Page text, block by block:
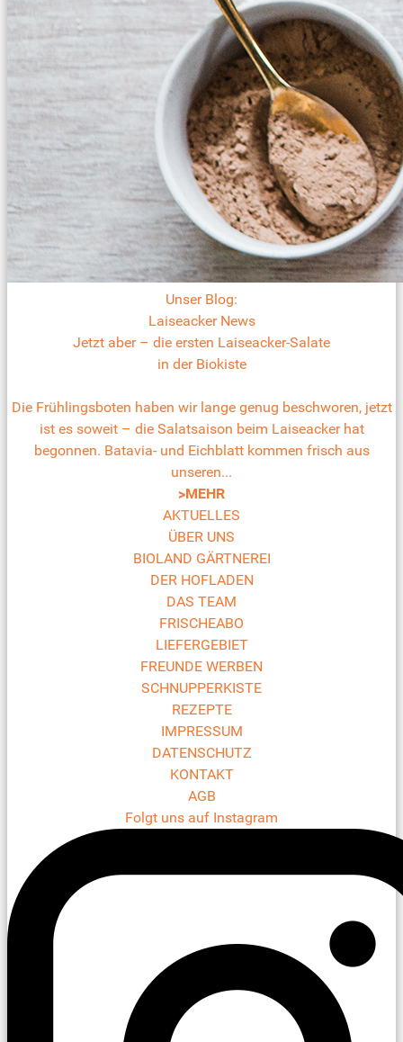
Unser Blog:
Laiseacker News
Jetzt aber – die ersten Laiseacker-Salate
in der Biokiste
Die Frühlingsboten haben wir lange genug beschworen, jetzt
ist es soweit – die Salatsaison beim Laiseacker hat
begonnen. Batavia- und Eichblatt kommen frisch aus
unseren...
>MEHR
AKTUELLES
ÜBER UNS
BIOLAND GÄRTNEREI
DER HOFLADEN
DAS TEAM
FRISCHEABO
LIEFERGEBIET
FREUNDE WERBEN
SCHNUPPERKISTE
REZEPTE
IMPRESSUM
DATENSCHUTZ
KONTAKT
AGB
Folgt uns auf Instagram